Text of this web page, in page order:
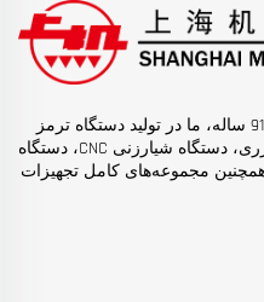
تأسیس شده در سال 1931، با تاریخچه 91 ساله، ما در تولید دستگاه ترمز
پرس، دستگاه قیچی، دستگاه برش لیزری، دستگاه شیارزنی CNC، دستگاه
مجموعه‌های کامل تجهیزات